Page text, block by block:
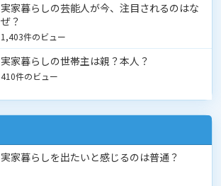
実家暮らしの芸能人が今、注目されるのはな
ぜ？
1,403件のビュー
実家暮らしの世帯主は親？本人？
410件のビュー
実家暮らしを出たいと感じるのは普通？